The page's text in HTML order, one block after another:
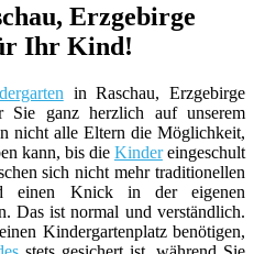
Erzgebirge
Ihr Kind!
in Raschau, Erzgebirge
Sie ganz herzlich auf unserem
nicht alle Eltern die Möglichkeit,
kann, bis die Kindereingeschult
sich nicht mehr traditionellen
einen Knick in der eigenen
Das ist normal und verständlich.
Kindergartenplatz benötigen,